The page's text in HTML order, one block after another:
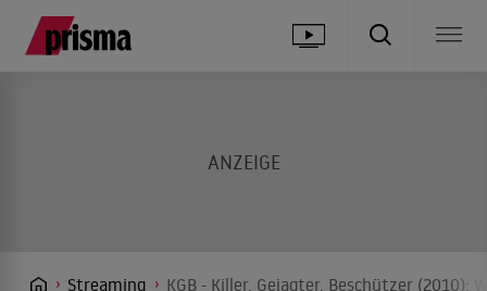
Streaming KGB - Killer, Gejagter, Beschützer (2010):